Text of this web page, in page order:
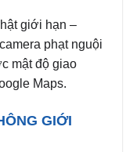
giới hạn –
phạt nguội
mật độ giao
Maps.
GIỚI